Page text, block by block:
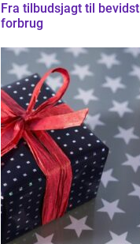
Fra tilbudsjagt til bevidst
forbrug